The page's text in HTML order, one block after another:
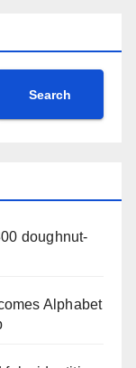
Search
doughnut-
Alphabet